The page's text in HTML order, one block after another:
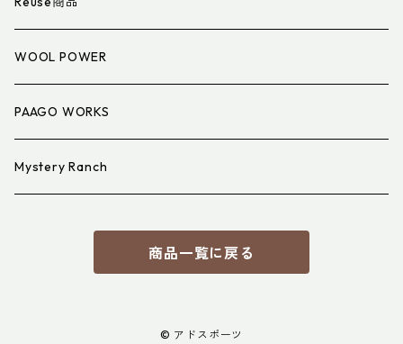
アイウェア
WOOL POWER
PAAGO WORKS
Mystery Ranch
商品一覧に戻る
© アドスポーツ